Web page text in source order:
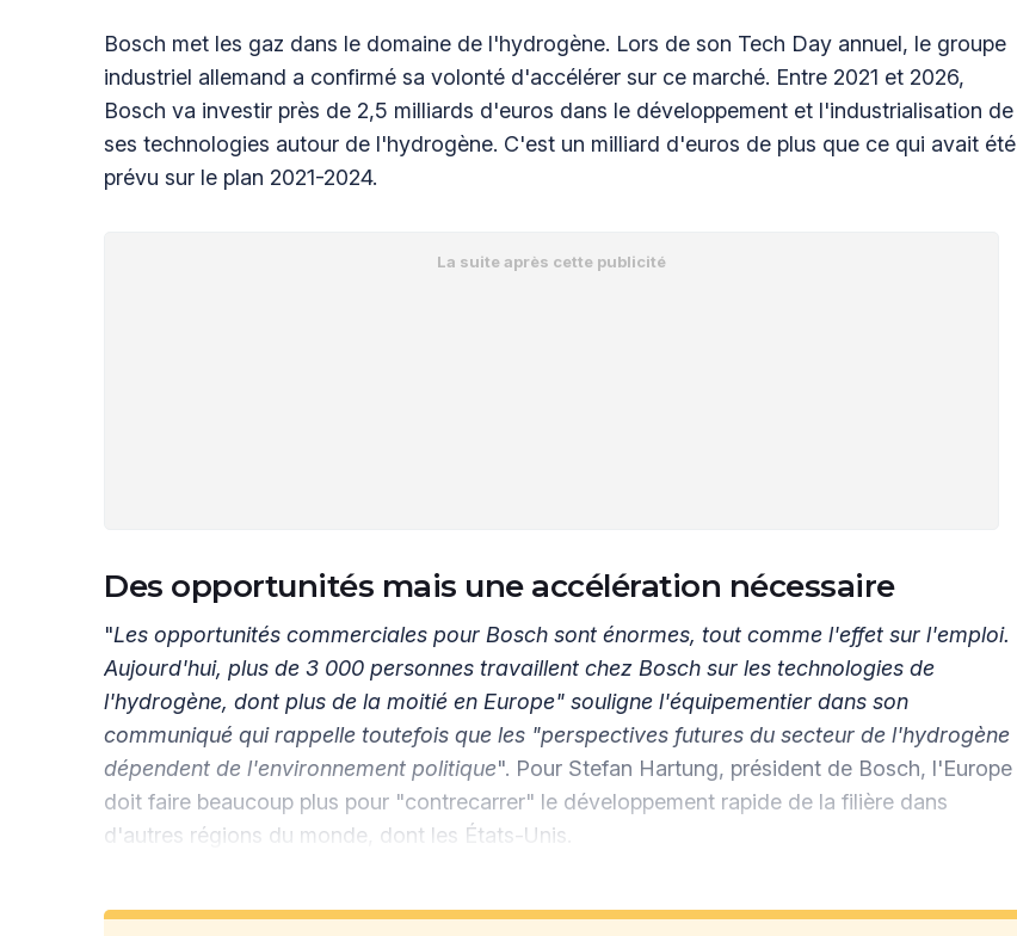
Bosch met les gaz dans le domaine de l'hydrogène. Lors de son Tech Day annuel, le groupe
industriel allemand a confirmé sa volonté d'accélérer sur ce marché. Entre 2021 et 2026,
Bosch va investir près de 2,5 milliards d'euros dans le développement et l'industrialisation de
ses technologies autour de l'hydrogène. C'est un milliard d'euros de plus que ce qui avait été
prévu sur le plan 2021-2024.
Des opportunités mais une accélération nécessaire
"Les opportunités commerciales pour Bosch sont énormes, tout comme l'effet sur l'emploi.
Aujourd'hui, plus de 3 000 personnes travaillent chez Bosch sur les technologies de
l'hydrogène, dont plus de la moitié en Europe" souligne l'équipementier dans son
communiqué qui rappelle toutefois que les "perspectives futures du secteur de l'hydrogène
dépendent de l'environnement politique". Pour Stefan Hartung, président de Bosch, l'Europe
doit faire beaucoup plus pour "contrecarrer" le développement rapide de la filière dans
d'autres régions du monde, dont les États-Unis.